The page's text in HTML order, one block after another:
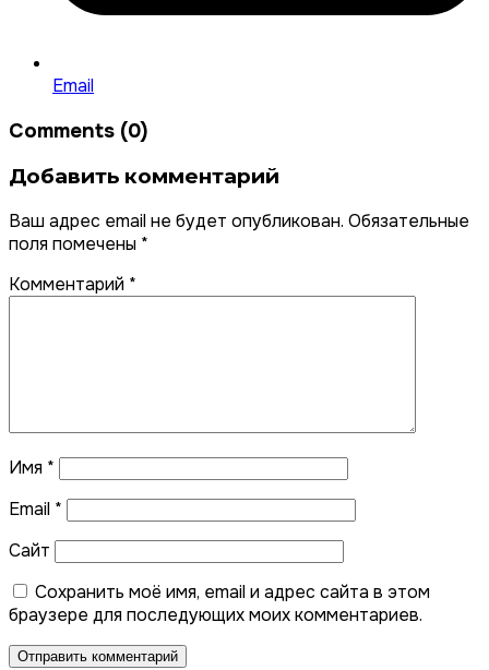
Email
Comments (0)
Добавить комментарий
Ваш адрес email не будет опубликован. Обязательные
поля помечены *
Комментарий *
Имя *
Email *
Сайт
Сохранить моё имя, email и адрес сайта в этом
браузере для последующих моих комментариев.